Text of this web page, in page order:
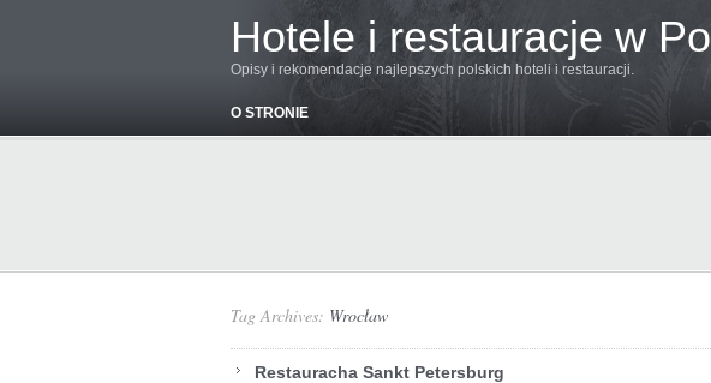
Hotele i restauracje w
Opisy i rekomendacje najlepszych polskich hoteli i restauracji.
O STRONIE
Tag Archives: Wrocław
Restauracha Sankt Petersburg